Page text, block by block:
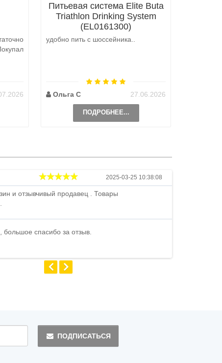
Питьевая система Elite Buta
Triathlon Drinking System
(EL0161300)
удобно пить с шоссейника..
Ольга С 27.06.2026
ПОДРОБНЕЕ...
2025-03-25 10:38:08
и отзывчивый продавец . Товары
большое спасибо за отзыв.
ПОДПИСАТЬСЯ